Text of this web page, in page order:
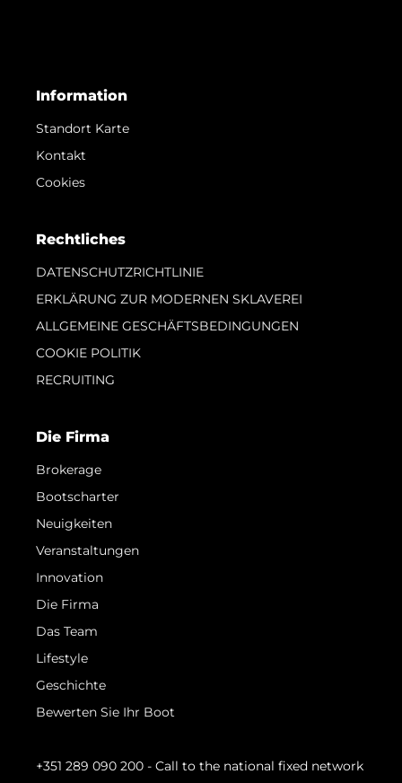
Information
Standort Karte
Kontakt
Cookies
Rechtliches
DATENSCHUTZRICHTLINIE
ERKLÄRUNG ZUR MODERNEN SKLAVEREI
ALLGEMEINE GESCHÄFTSBEDINGUNGEN
COOKIE POLITIK
RECRUITING
Die Firma
Brokerage
Bootscharter
Neuigkeiten
Veranstaltungen
Innovation
Die Firma
Das Team
Lifestyle
Geschichte
Bewerten Sie Ihr Boot
+351 289 090 200 - Call to the national fixed network